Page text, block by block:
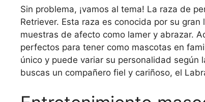
Sin problema, ¡vamos al tema! La raza de
Retriever. Esta raza es conocida por su
muestras de afecto como lamer y abrazar.
perfectos para tener como mascotas en
único y puede variar su personalidad según
buscas un compañero fiel y cariñoso, el